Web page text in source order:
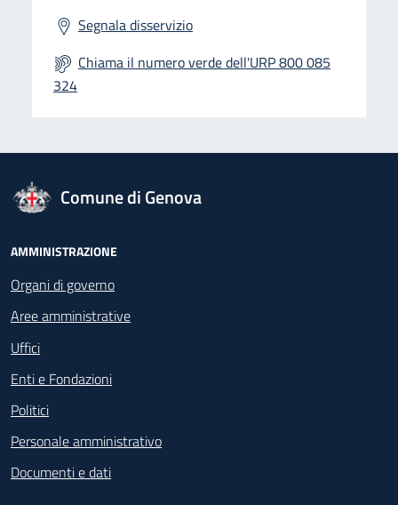
Segnala disservizio
Chiama il numero verde dell'URP 800 085
324
logo Unione Europea
Comune di Genova
Footer - Navigazione
AMMINISTRAZIONE
Organi di governo
Aree amministrative
Uffici
Enti e Fondazioni
Politici
Personale amministrativo
Documenti e dati